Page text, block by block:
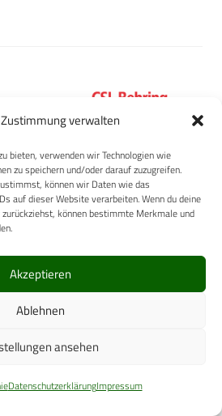
verwalten
bieten, verwenden wir Technologien wie
zu speichern und/oder darauf zuzugreifen.
können wir Daten wie das
auf dieser Website verarbeiten. Wenn du deine
können bestimmte Merkmale und
Akzeptieren
Ablehnen
ansehen
DatenschutzerklärungImpressum